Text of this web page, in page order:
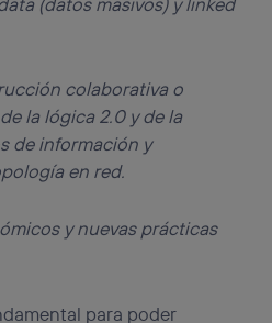
colaborativa o
la lógica 2.0 y de la
de información y
en red.
y nuevas prácticas
para poder